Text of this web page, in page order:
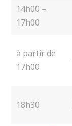
14h00 –
17h00
à partir de
17h00
18h30